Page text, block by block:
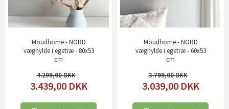
Moudhome - NORD
væghylde i egetræ - 80x53
cm
4.299,00
3.439,00 DKK
Moudhome - NORD
væghylde i egetræ - 60x53
cm
3.799,00
3.039,00 DKK